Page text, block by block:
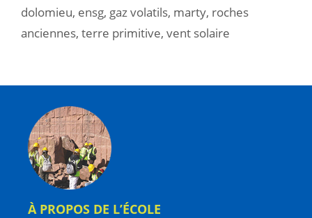
dolomieu, ensg, gaz volatils, marty, roches
anciennes, terre primitive, vent solaire
À PROPOS DE L’ÉCOLE